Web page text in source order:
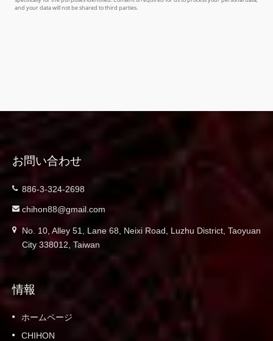
お問い合わせ
886-3-324-2698
chihon88@gmail.com
No. 10, Alley 51, Lane 68, Neixi Road, Luzhu District, Taoyuan
City 338012, Taiwan
情報
ホームページ
CHIHON